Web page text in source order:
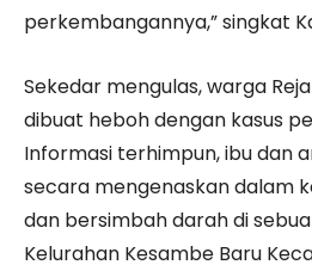
perkembangannya,” singkat
Sekedar mengulas, warga
dibuat heboh dengan kasus
Informasi terhimpun, ibu dan
secara mengenaskan dalam
dan bersimbah darah di
Kelurahan Kesambe Baru